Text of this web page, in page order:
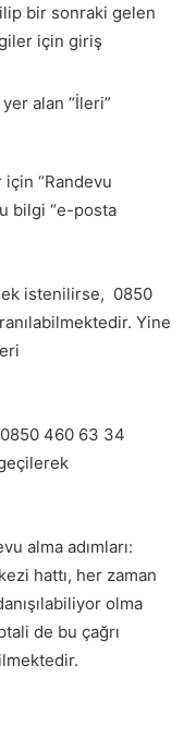
bir sonraki gelen
için giriş
alan “İleri”
“Randevu
bilgi “e-posta
istenilirse, 0850
Yine
460 63 34
alma adımları:
hattı, her zaman
olma
de bu çağrı